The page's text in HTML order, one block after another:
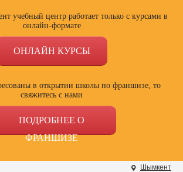
учебный центр работает только с курсами в
онлайн-формате
ОНЛАЙН КУРСЫ
в открытии школы по франшизе, то
свяжитесь с нами
ПОДРОБНЕЕ О
ФРАНШИЗЕ
Шымкент